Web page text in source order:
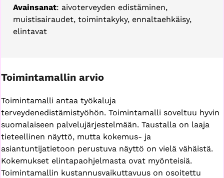
Avainsanat: aivoterveyden edistäminen,
muistisairaudet, toimintakyky, ennaltaehkäisy,
elintavat
Toimintamallin arvio
Toimintamalli antaa työkaluja
terveydenedistämistyöhön. Toimintamalli soveltuu hyvin
suomalaiseen palvelujärjestelmään. Taustalla on laaja
tieteellinen näyttö, mutta kokemus- ja
asiantuntijatietoon perustuva näyttö on vielä vähäistä.
Kokemukset elintapaohjelmasta ovat myönteisiä.
Toimintamallin kustannusvaikuttavuus on osoitettu